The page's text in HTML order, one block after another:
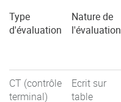
Type
d'évaluation
Nature de
l'évaluation
CT (contrôle
terminal)
Ecrit sur
table